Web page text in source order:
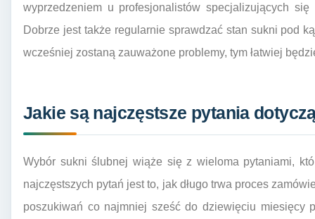
wyprzedzeniem u profesjonalistów specjalizujących
Dobrze jest także regularnie sprawdzać stan sukni pod
wcześniej zostaną zauważone problemy, tym łatwiej
Jakie są najczęstsze pytania
Wybór sukni ślubnej wiąże się z wieloma pytaniami,
najczęstszych pytań jest to, jak długo trwa proces
poszukiwań co najmniej sześć do dziewięciu miesięcy